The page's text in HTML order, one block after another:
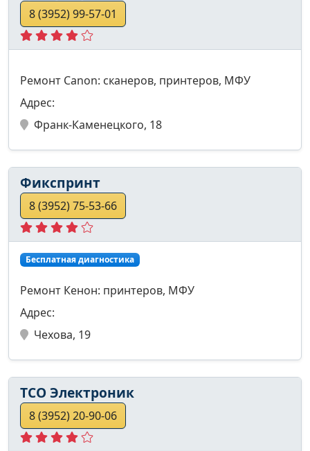
8 (3952) 99-57-01
Ремонт Canon: сканеров, принтеров, МФУ
Адрес:
Франк-Каменецкого, 18
Фикспринт
8 (3952) 75-53-66
Бесплатная диагностика
Ремонт Кенон: принтеров, МФУ
Адрес:
Чехова, 19
ТСО Электроник
8 (3952) 20-90-06